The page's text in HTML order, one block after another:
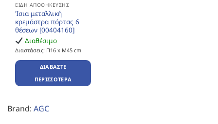
ΕΊΔΗ ΑΠΟΘΉΚΕΥΣΗΣ
Ίσια μεταλλική
κρεμάστρα πόρτας 6
θέσεων [00404160]
Διαθέσιμο
Διαστάσεις: Π16 x Μ45 cm
ΔΙΑΒΆΣΤΕ
ΠΕΡΙΣΣΌΤΕΡΑ
Brand: AGC